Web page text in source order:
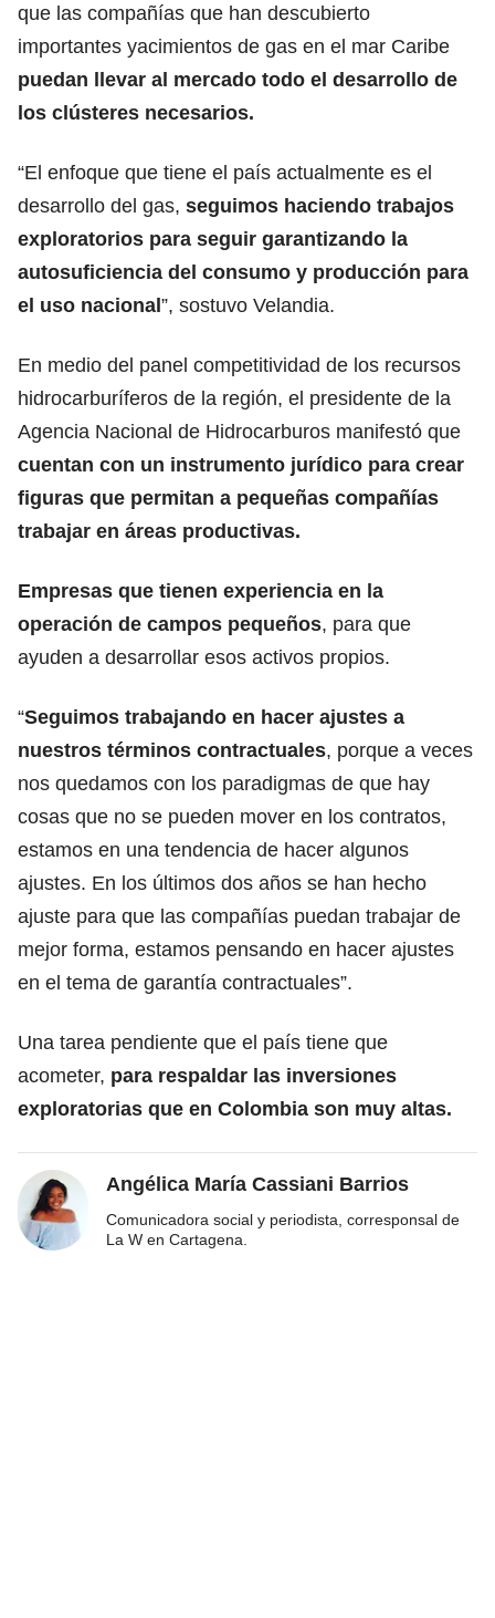
que las compañías que han descubierto
importantes yacimientos de gas en el mar Caribe
puedan llevar al mercado todo el desarrollo de
los clústeres necesarios.
“El enfoque que tiene el país actualmente es el
desarrollo del gas, seguimos haciendo trabajos
exploratorios para seguir garantizando la
autosuficiencia del consumo y producción para
el uso nacional”, sostuvo Velandia.
En medio del panel competitividad de los recursos
hidrocarburíferos de la región, el presidente de la
Agencia Nacional de Hidrocarburos manifestó que
cuentan con un instrumento jurídico para crear
figuras que permitan a pequeñas compañías
trabajar en áreas productivas.
Empresas que tienen experiencia en la
operación de campos pequeños, para que
ayuden a desarrollar esos activos propios.
“Seguimos trabajando en hacer ajustes a
nuestros términos contractuales, porque a veces
nos quedamos con los paradigmas de que hay
cosas que no se pueden mover en los contratos,
estamos en una tendencia de hacer algunos
ajustes. En los últimos dos años se han hecho
ajuste para que las compañías puedan trabajar de
mejor forma, estamos pensando en hacer ajustes
en el tema de garantía contractuales”.
Una tarea pendiente que el país tiene que
acometer, para respaldar las inversiones
exploratorias que en Colombia son muy altas.
Angélica María Cassiani Barrios
Comunicadora social y periodista, corresponsal de
La W en Cartagena.